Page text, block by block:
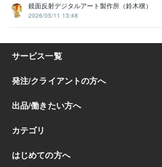
鏡面反射デジタルアート製作所（鈴木穣）
2026/05/11 13:48